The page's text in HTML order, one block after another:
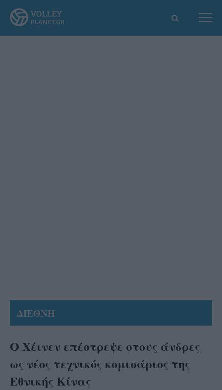
ΔΙΕΘΝΗ
Ο Χέινεν επέστρεψε στους άνδρες
ως νέος τεχνικός κομισάριος της
Εθνικής Κίνας